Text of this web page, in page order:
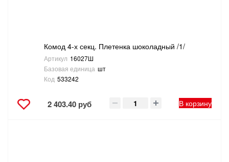
Комод 4-х секц. Плетенка шоколадный /1/
Артикул 16027Ш
Базовая единица шт
Код 533242
2 403.40 руб В корзину